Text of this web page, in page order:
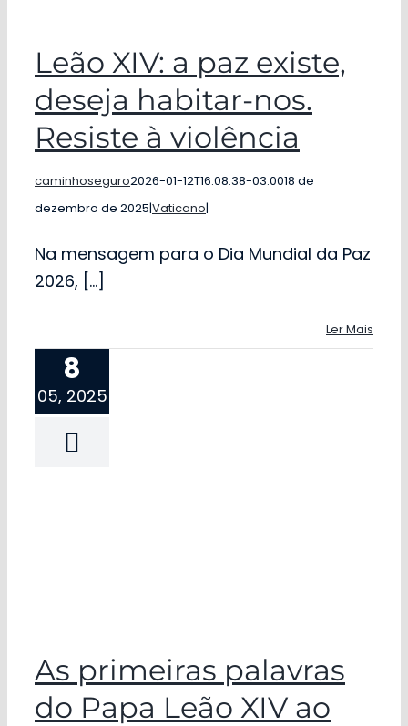
Leão XIV: a paz existe,
deseja habitar-nos.
Resiste à violência
caminhoseguro2026-01-12T16:08:38-03:0018 de
dezembro de 2025|Vaticano|
Na mensagem para o Dia Mundial da Paz
2026, [...]
Ler Mais
8
05, 2025
As primeiras palavras
do Papa Leão XIV ao